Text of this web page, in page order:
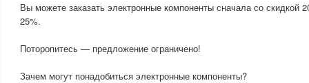
Вы можете заказать электронные компоненты сначала со скидкой
25%.
Поторопитесь — предложение ограничено!
Зачем могут понадобиться электронные компоненты?